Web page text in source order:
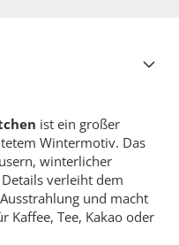
ist ein großer
Wintermotiv. Das
winterlicher
verleiht dem
und macht
Kaffee, Tee, Kakao oder